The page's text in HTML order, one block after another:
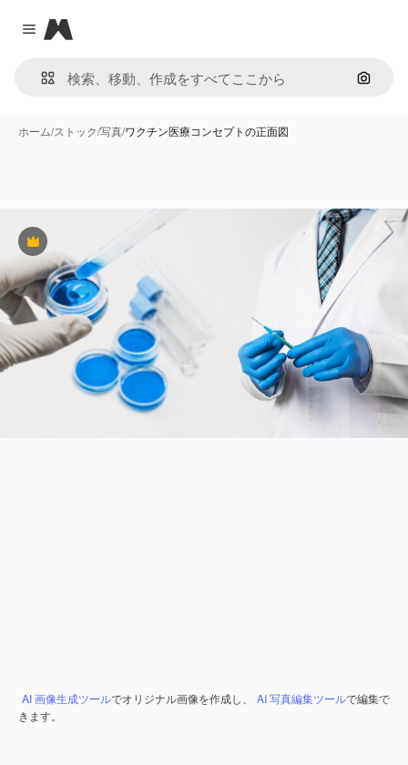
Close menu
Magnific
画像で
ホーム/ストック/写真/ワクチン医療コンセプトの正面図
Premium
AI 画像生成ツールでオリジナル画像を作成し、 AI 写真編集ツールで編集で
きます。